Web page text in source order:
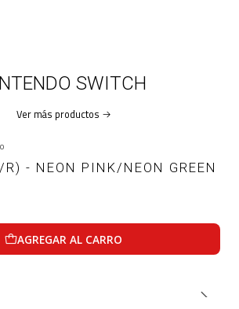
SWITCH
Ver más productos
- NEON PINK/NEON GREEN
AGREGAR AL CARRO